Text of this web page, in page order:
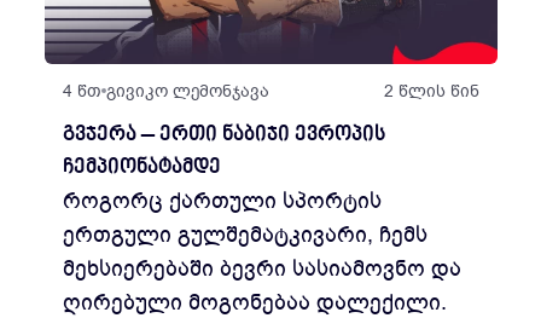
4 წთ გივიკო ლემონჯავა
2 წლის წინ
გვჯერა – ერთი ნაბიჯი ევროპის
ჩემპიონატამდე
როგორც ქართული სპორტის
ერთგული გულშემატკივარი, ჩემს
მეხსიერებაში ბევრი სასიამოვნო და
ღირებული მოგონებაა დალექილი.